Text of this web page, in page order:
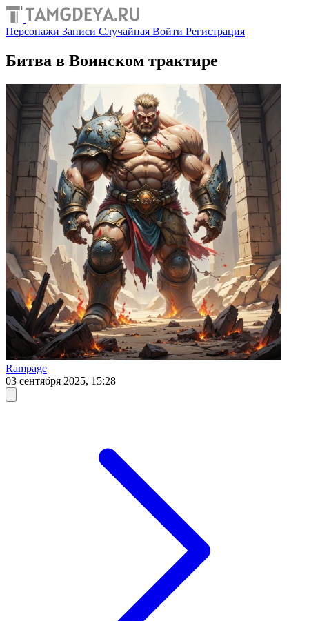
Персонажи Записи Случайная Войти Регистрация
Битва в Воинском трактире
Rampage
03 сентября 2025, 15:28